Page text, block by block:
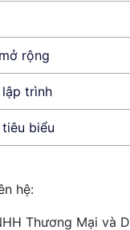
rộng
trình
biểu
hệ:
Thương Mại và